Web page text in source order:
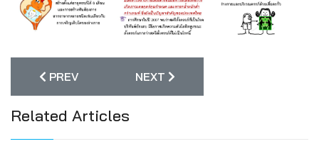
PREVIOUS ARTICLE: การออกกำลังกายในหญิงตั้งครรภ์
PREV NEXT ARTICLE: การเร่งคลอด
NEXT
Related Articles